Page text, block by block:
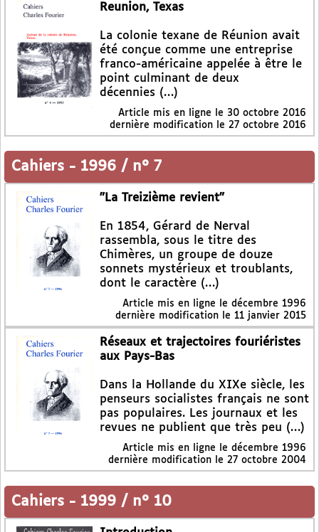
Reunion, Texas
La colonie texane de Réunion avait
été conçue comme une entreprise
franco-américaine appelée à être le
point culminant de deux
décennies (…)
Article mis en ligne le 30 octobre 2016
dernière modification le 27 octobre 2016
Cahiers - 1996 / n° 7
"La Treizième revient"
En 1854, Gérard de Nerval
rassembla, sous le titre des
Chimères, un groupe de douze
sonnets mystérieux et troublants,
dont le caractère (…)
Article mis en ligne le décembre 1996
dernière modification le 11 janvier 2015
Réseaux et trajectoires fouriéristes
aux Pays-Bas
Dans la Hollande du XIXe siècle, les
penseurs socialistes français ne sont
pas populaires. Les journaux et les
revues ne publient que très peu (…)
Article mis en ligne le décembre 1996
dernière modification le 27 octobre 2004
Cahiers - 1999 / n° 10